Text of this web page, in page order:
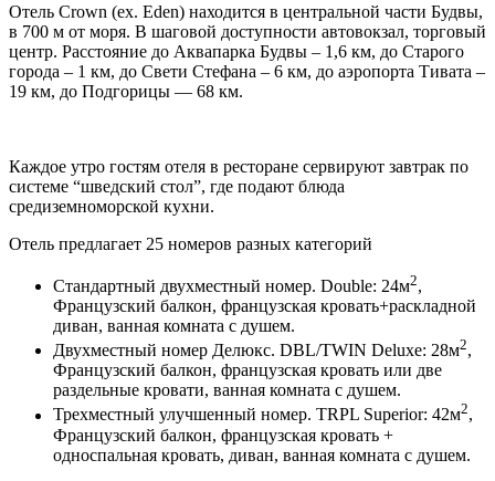
Отель Crown (ex. Eden) находится в центральной части Будвы,
в 700 м от моря. В шаговой доступности автовокзал, торговый
центр. Расстояние до Аквапарка Будвы – 1,6 км, до Старого
города – 1 км, до Свети Стефана – 6 км, до аэропорта Тивата –
19 км, до Подгорицы — 68 км.
Каждое утро гостям отеля в ресторане сервируют завтрак по
системе “шведский стол”, где подают блюда
средиземноморской кухни.
Отель предлагает 25 номеров разных категорий
Стандартный двухместный номер. Double: 24м2,
Французский балкон, французская кровать+раскладной
диван, ванная комната с душем.
Двухместный номер Делюкс. DBL/TWIN Deluxe: 28м2,
Французский балкон, французская кровать или две
раздельные кровати, ванная комната с душем.
Трехместный улучшенный номер. TRPL Superior: 42м2,
Французский балкон, французская кровать +
односпальная кровать, диван, ванная комната с душем.